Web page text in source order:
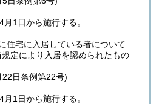
1日から施行する。
住宅に入居している者について
定により入居を認められたもの
22日条例第22号)
1日から施行する。